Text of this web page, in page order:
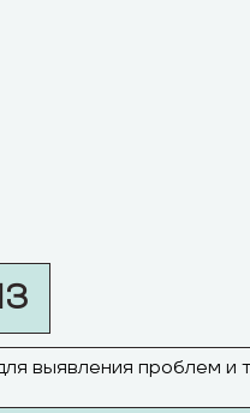
выявления проблем и